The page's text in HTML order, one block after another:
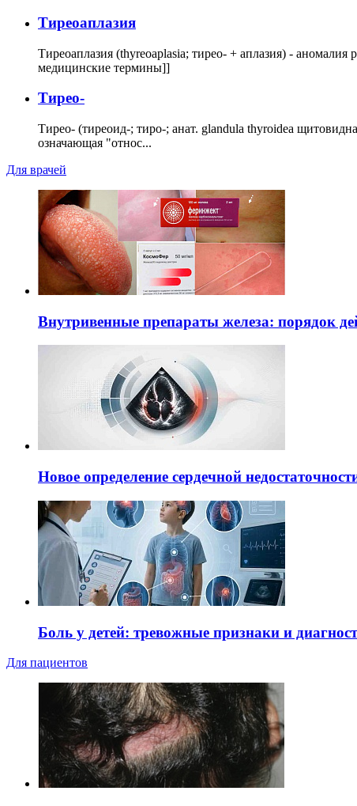
Тиреоаплазия
Тиреоаплазия (thyreoaplasia; тирео- + аплазия) -
медицинские термины]]
Тирео-
Тирео- (тиреоид-; тиро-; анат. glandula thyroidea
означающая "относ...
Для врачей
Внутривенные препараты железа: порядок
Новое определение сердечной
Боль у детей: тревожные признаки и
Для пациентов